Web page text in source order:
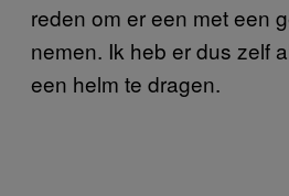
reden om er een met een
nemen. Ik heb er dus zelf
een helm te dragen.